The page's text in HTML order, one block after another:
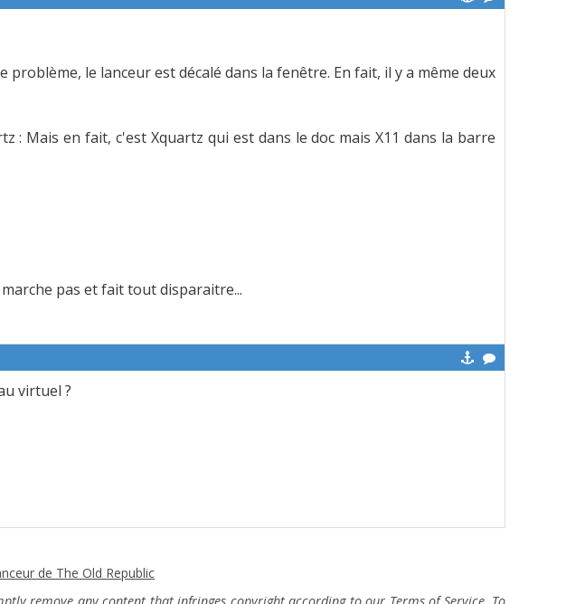
problème, le lanceur est décalé dans la fenêtre. En fait, il y a même deux
: Mais en fait, c'est Xquartz qui est dans le doc mais X11 dans la barre
pas et fait tout disparaitre...
virtuel ?
de The Old Republic